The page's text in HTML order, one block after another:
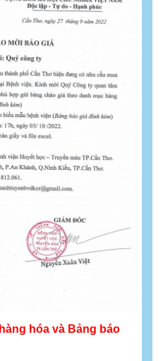
hóa và Bảng báo